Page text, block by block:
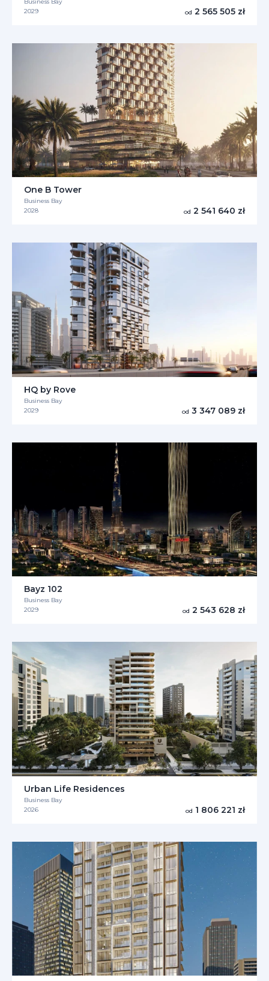
2029
od 2 565 505 zł
One B Tower
Business Bay
2028
od 2 541 640 zł
HQ by Rove
Business Bay
2029
od 3 347 089 zł
Bayz 102
Business Bay
2029
od 2 543 628 zł
Urban Life Residences
Business Bay
2026
od 1 806 221 zł